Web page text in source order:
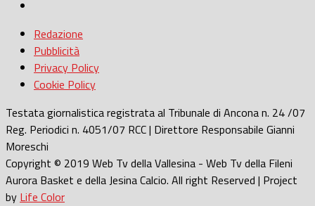
Redazione
Pubblicità
Privacy Policy
Cookie Policy
Testata giornalistica registrata al Tribunale di Ancona n. 24 /07
Reg. Periodici n. 4051/07 RCC | Direttore Responsabile Gianni
Moreschi
Copyright © 2019 Web Tv della Vallesina - Web Tv della Fileni
Aurora Basket e della Jesina Calcio. All right Reserved | Project
by Life Color